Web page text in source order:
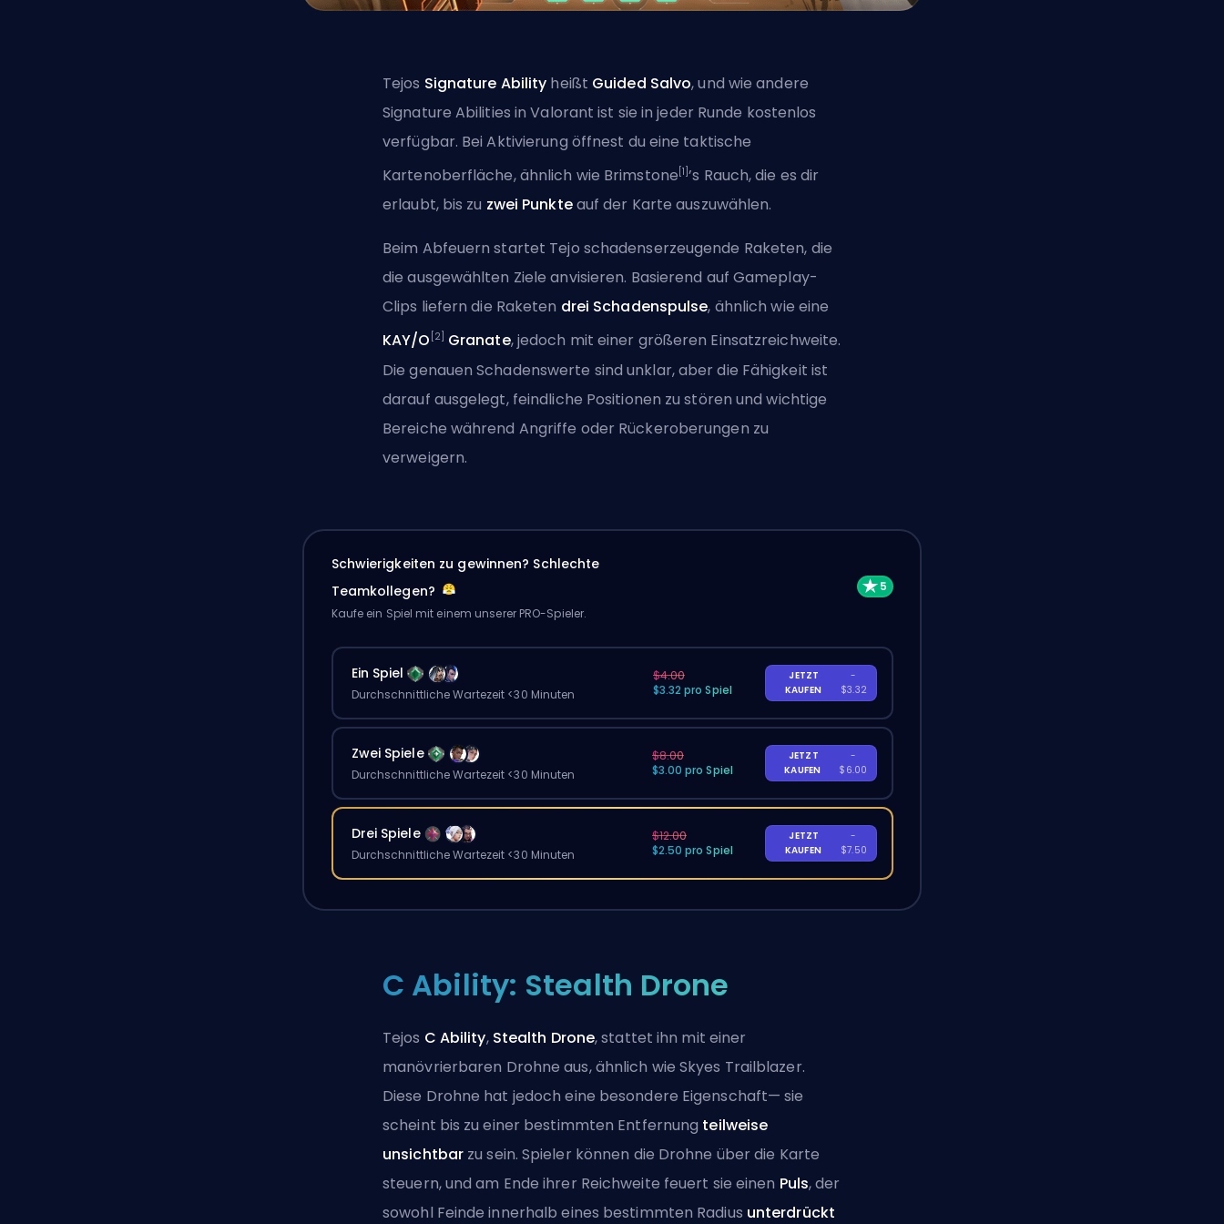
Tejos Signature Ability heißt Guided Salvo, und wie andere
Signature Abilities in Valorant ist sie in jeder Runde kostenlos
verfügbar. Bei Aktivierung öffnest du eine taktische
Kartenoberfläche, ähnlich wie Brimstone [1]’s Rauch, die es dir
erlaubt, bis zu zwei Punkteauf der Karte auszuwählen.
Beim Abfeuern startet Tejo schadenserzeugende Raketen, die
die ausgewählten Ziele anvisieren. Basierend auf Gameplay-
Clips liefern die Raketen drei Schadenspulse, ähnlich wie eine
KAY/O [2] Granate, jedoch mit einer größeren Einsatzreichweite.
Die genauen Schadenswerte sind unklar, aber die Fähigkeit ist
darauf ausgelegt, feindliche Positionen zu stören und wichtige
Bereiche während Angriffe oder Rückeroberungen zu
verweigern.
Schwierigkeiten zu gewinnen? Schlechte
Teamkollegen?
Kaufe ein Spiel mit einem unserer PRO-Spieler.
Ein Spiel
Durchschnittliche Wartezeit <30 Minuten
$4.00
$3.32 pro Spiel
JETZT
KAUFEN
-
$3.32
Zwei Spiele
Durchschnittliche Wartezeit <30 Minuten
$8.00
$3.00 pro Spiel
JETZT
KAUFEN
-
$6.00
Drei Spiele
Durchschnittliche Wartezeit <30 Minuten
$12.00
$2.50 pro Spiel
JETZT
KAUFEN
-
$7.50
C Ability: Stealth Drone
Tejos C Ability, Stealth Drone, stattet ihn mit einer
manövrierbaren Drohne aus, ähnlich wie Skyes Trailblazer.
Diese Drohne hat jedoch eine besondere Eigenschaft— sie
scheint bis zu einer bestimmten Entfernung teilweise
unsichtbar zu sein. Spieler können die Drohne über die Karte
steuern, und am Ende ihrer Reichweite feuert sie einen Puls, der
sowohl Feinde innerhalb eines bestimmten Radius unterdrückt